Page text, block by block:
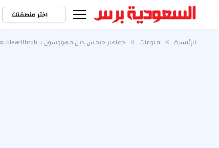
اختر منطقتك
الرئيسية » منوعات » جماهير جيمس دين مهووسون بـ Heartthrob بعد 70 عامًا من الموت